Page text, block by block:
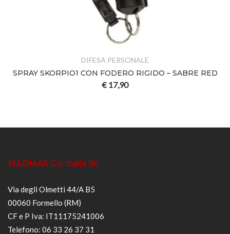
DIFESA PERSONALE
SPRAY SKORPIO1 CON FODERO RIGIDO – SABRE RED
€ 17,90
MADMAX Co. Italia Srl
Via degli Olmetti 44/A B5
00060 Formello (RM)
CF e P Iva: IT11175241006
Telefono: 06 33 26 37 31